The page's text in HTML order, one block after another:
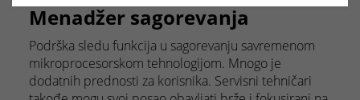
Menadžer sagorevanja
Podrška sledu funkcija u sagorevanju savremenom
mikroprocesorskom tehnologijom. Mnogo je
dodatnih prednosti za korisnika. Servisni tehničari